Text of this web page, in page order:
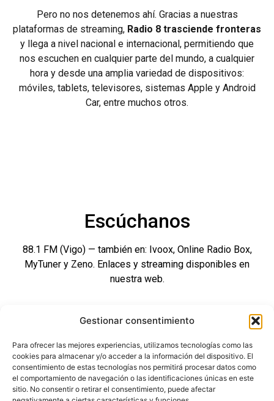
Gestionar consentimiento
Para ofrecer las mejores experiencias, utilizamos tecnologías como las
cookies para almacenar y/o acceder a la información del dispositivo. El
consentimiento de estas tecnologías nos permitirá procesar datos como
el comportamiento de navegación o las identificaciones únicas en este
sitio. No consentir o retirar el consentimiento, puede afectar
Pero no nos detenemos ahí. Gracias a nuestras
plataformas de streaming, Radio 8 trasciende fronteras
y llega a nivel nacional e internacional, permitiendo que
nos escuchen en cualquier parte del mundo, a cualquier
hora y desde una amplia variedad de dispositivos:
móviles, tablets, televisores, sistemas Apple y Android
Car, entre muchos otros.
Escúchanos
88.1 FM (Vigo) — también en: Ivoox, Online Radio Box,
MyTuner y Zeno. Enlaces y streaming disponibles en
nuestra web.